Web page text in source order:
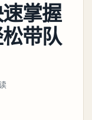
掌握
带队